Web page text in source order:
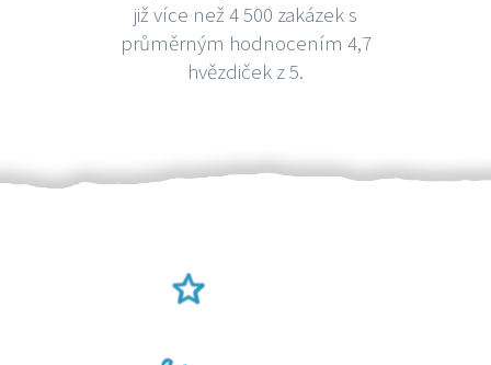
již více než 4 500 zakázek s
průměrným hodnocením 4,7
hvězdiček z 5.